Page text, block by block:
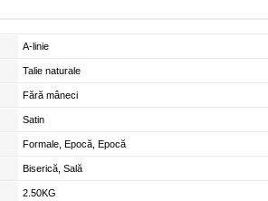
A-linie
Talie naturale
Fără mâneci
Satin
Formale, Epocă, Epocă
Biserică, Sală
2.50KG